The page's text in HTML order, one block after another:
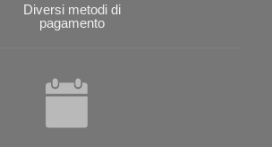
Diversi metodi di
pagamento